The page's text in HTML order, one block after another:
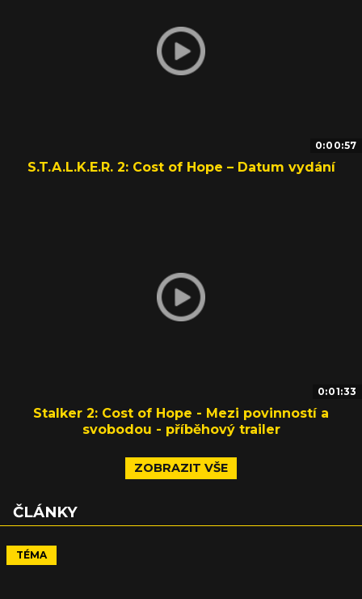
0:00:57
S.T.A.L.K.E.R. 2: Cost of Hope – Datum vydání
0:01:33
Stalker 2: Cost of Hope - Mezi povinností a
svobodou - příběhový trailer
ZOBRAZIT VŠE
ČLÁNKY
TÉMA